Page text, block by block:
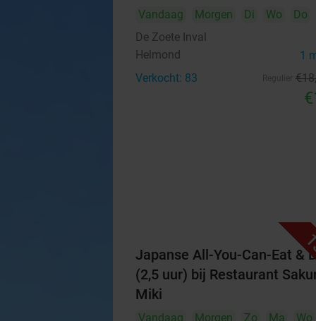
Vandaag Morgen Di Wo
Do
De Zoete Inval
Helmond 1
Verkocht: 83 €18
Japanse All-You-Can-Eat &
(2,5 uur) bij Restaurant
Miki
Vandaag Morgen Zo Ma Wo